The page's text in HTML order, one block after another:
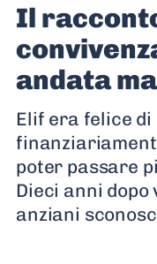
Il
andata
Elif era felice
poter passare
Dieci anni
anziani